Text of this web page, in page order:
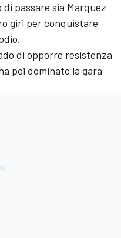
passare sia Marquez
giri per conquistare
di opporre resistenza
poi dominato la gara